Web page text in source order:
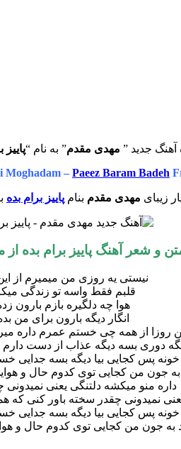
جدید ” مهدی مقدم” به نام “پاییز
Moghadam – Paeez Baram Badeh
زیبای مهدی مقدم بنام پاییز برام بده
و شعر آهنگ پاییز برام بده از
نیستی یه روزی من میمیرم از
قلبم فقط واسه تو زندگی
هوا چه دلگیره بازم بارون
انگار دیگه بارون برای من
این روزا از همه چی خستم عمرم داره
دوری بسه دیگه عذاب از دست دارم
خونه پس کجایی بیا دیگه بسه جدایی
به جون من کجایی توی کدوم حال و
داره منو میکشه دلتنگی یعنی
نمیدونی چقدر سخته باور کنی که
خونه پس کجایی بیا دیگه بسه جدایی
به جون من کجایی توی کدوم حال و